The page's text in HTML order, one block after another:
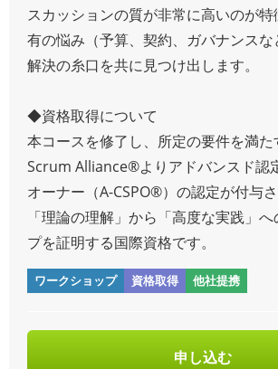
スカッションの質が非常に高いのが
有の悩み（予算、契約、ガバナンスな
解決の糸口を共に見つけ出します。
◆資格取得について
本コースを修了し、所定の要件を満た
Scrum Alliance®よりアドバンスド認
オーナー（A-CSPO®）の認定が付与さ
「理論の理解」から「高度な実践」
プを証明する国際資格です。
ワークショップ 資格取得 他社提携
申し込む